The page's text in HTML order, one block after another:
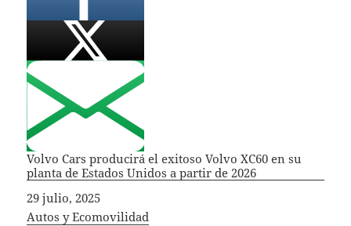
Volvo Cars producirá el exitoso Volvo XC60 en su
planta de Estados Unidos a partir de 2026
Fecha
29 julio, 2025
In relation to
Autos y Ecomovilidad